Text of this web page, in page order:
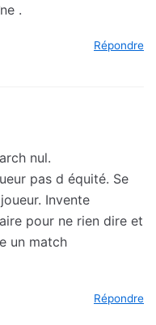
.
Répondre
nul.
pas d équité. Se
Invente
pour ne rien dire et
un match
Répondre